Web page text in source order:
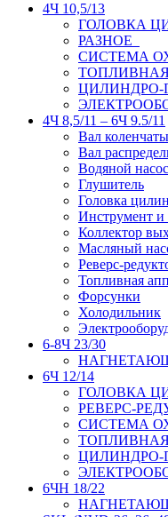
4Ч 10,5/13
ГОЛОВКА
РАЗНОЕ
СИСТЕМА
ЦИЛИНДРО-
4Ч 8,5/11 – 6Ч 9.5/11
Вал
Вал
Водяной насос
Глушитель
Головка
Инструмент и
Коллектор
Масляный
Реверс-
Топливная
Форсунки
Холодильник
6-8Ч 23/30
6Ч 12/14
ГОЛОВКА
РЕВЕРС-
СИСТЕМА
ЦИЛИНДРО-
6ЧН 18/22